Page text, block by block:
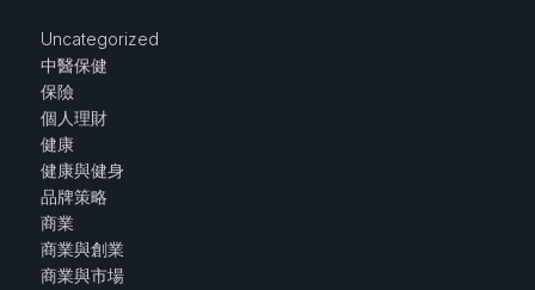
Uncategorized
中醫保健
保險
個人理財
健康
健康與健身
品牌策略
商業
商業與創業
商業與市場